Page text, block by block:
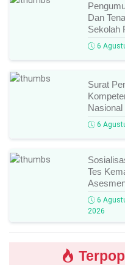
Dan
Sekolah
Peserta
6
Surat
Daftar
Medali!
6
Tes
Tahun
6
2026